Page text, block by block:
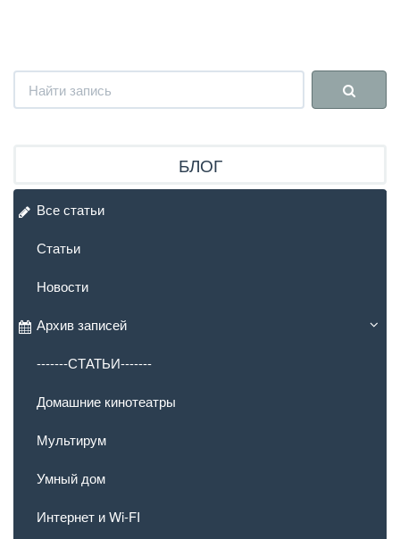
БЛОГ
Все статьи
Статьи
Новости
Архив записей
-------СТАТЬИ-------
Домашние кинотеатры
Мультирум
Умный дом
Интернет и Wi-FI